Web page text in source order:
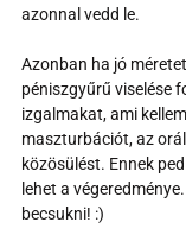
azonnal vedd le.
Azonban ha jó
péniszgyűrű viselése
izgalmakat, ami
maszturbációt, az
közösülést. Ennek
lehet a
becsukni! :)